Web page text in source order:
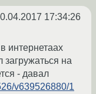
17:34:26
интернетаах
на
- давал
v639526880/1